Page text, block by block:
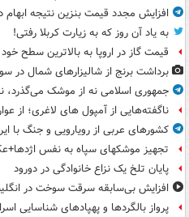
افزایش مجدد قیمت بنزین نتیجه ابهام
به یاد آن روز که به زیارت کربلا رفتی!
قیمت گاز در اروپا به بالاترین سطح خود از ۲۰۲۳
برداشت برنج از شالیزارهای شمال در
جمهوری اسلامی نه از موشک می‌گذرد،
ناگفته‌هایی از آمپول های لاغری؛ از
کشورهای عربی از رویارویی و جنگ با
تجهیز موشکهای سپاه به نفس
پایان تلخ یک نزاع خانوادگی در دورود
افزایش بی‌سابقه سرقت سوخت در
پرواز بالگردها و پهپادهای شناسایی